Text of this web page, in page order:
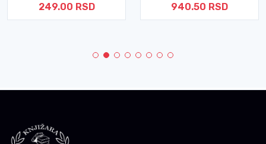
249.00 RSD 940.50 RSD